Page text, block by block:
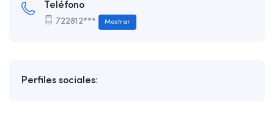
Teléfono
722812*** Mostrar
Perfiles sociales: